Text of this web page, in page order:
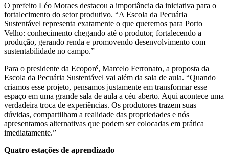
O prefeito Léo Moraes destacou a importância da iniciativa para o
fortalecimento do setor produtivo. “A Escola da Pecuária
Sustentável representa exatamente o que queremos para Porto
Velho: conhecimento chegando até o produtor, fortalecendo a
produção, gerando renda e promovendo desenvolvimento com
sustentabilidade no campo.”
Para o presidente da Ecoporé, Marcelo Ferronato, a proposta da
Escola da Pecuária Sustentável vai além da sala de aula. “Quando
criamos esse projeto, pensamos justamente em transformar esse
espaço em uma grande sala de aula a céu aberto. Aqui acontece uma
verdadeira troca de experiências. Os produtores trazem suas
dúvidas, compartilham a realidade das propriedades e nós
apresentamos alternativas que podem ser colocadas em prática
imediatamente.”
Quatro estações de aprendizado